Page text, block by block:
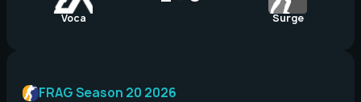
Voca Surge
FRAG Season 20 2026